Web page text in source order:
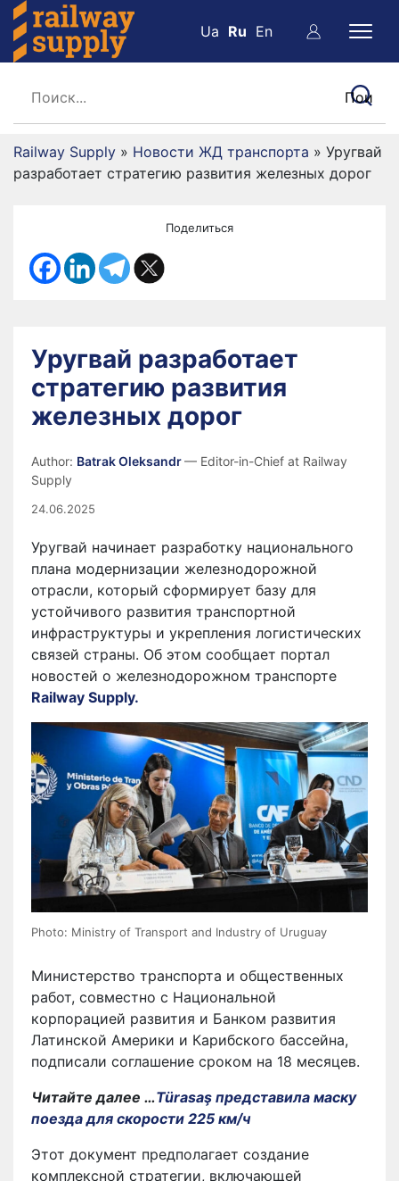
Ua Ru En
Railway Supply » Новости ЖД транспорта » Уругвай
разработает стратегию развития железных дорог
Поделиться
Уругвай разработает
стратегию развития
железных дорог
Author: Batrak Oleksandr— Editor-in-Chief at Railway
Supply
24.06.2025
Уругвай начинает разработку национального
плана модернизации железнодорожной
отрасли, который сформирует базу для
устойчивого развития транспортной
инфраструктуры и укрепления логистических
связей страны. Об этом сообщает портал
новостей о железнодорожном транспорте
Railway Supply.
Photo: Ministry of Transport and Industry of Uruguay
Министерство транспорта и общественных
работ, совместно с Национальной
корпорацией развития и Банком развития
Латинской Америки и Карибского бассейна,
подписали соглашение сроком на 18 месяцев.
Читайте далее …Türasaş представила маску
поезда для скорости 225 км/ч
Этот документ предполагает создание
комплексной стратегии, включающей